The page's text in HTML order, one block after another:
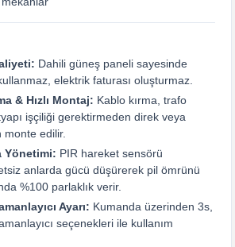
Dahili güneş paneli sayesinde
elektrik faturası oluşturmaz.
& Hızlı Montaj: Kablo kırma, trafo
işçiliği gerektirmeden direk veya
monte edilir.
Yönetimi: PIR hareket sensörü
anlarda gücü düşürerek pil ömrünü
%100 parlaklık verir.
Ayarı: Kumanda üzerinden 3s,
seçenekleri ile kullanım